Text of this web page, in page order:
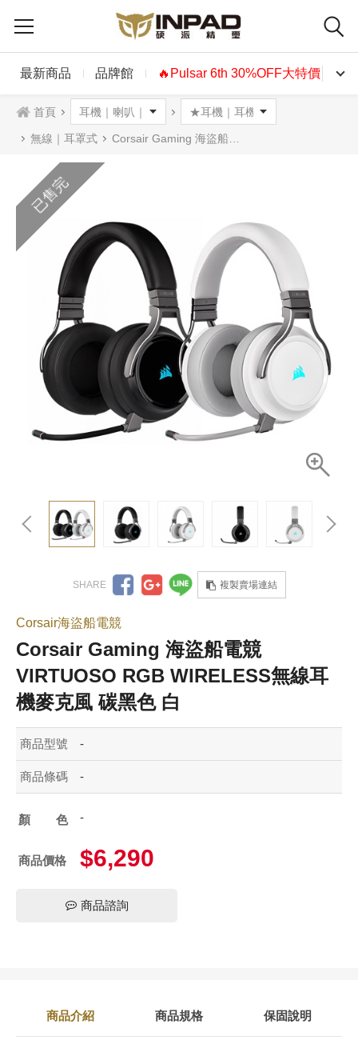
最新商品 品牌館 🔥Pulsar 6th 30%OFF大特價🔥
首頁
無線｜耳罩式 Corsair Gaming 海盜船電競 VIRTUOSO RGB WIRELESS無線耳機麥克風 碳黑色 白
已售完
複製賣場連結
Corsair海盜船電競
Corsair Gaming 海盜船電競
VIRTUOSO RGB WIRELESS無線耳
機麥克風 碳黑色 白
商品型號 -
商品條碼 -
顏色
-
商品價格 $6,290
商品諮詢
商品介紹 商品規格 保固說明